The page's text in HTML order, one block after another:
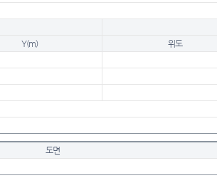
Y(m) 위도
도면